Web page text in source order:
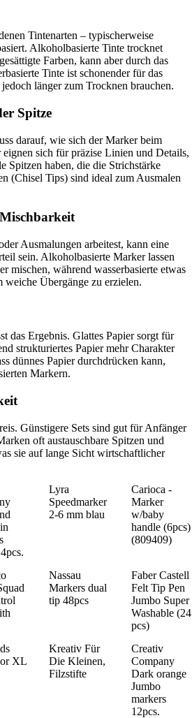
Tintenarten – typischerweise
Alkoholbasierte Tinte trocknet
Farben, kann aber durch das
Tinte ist schonender für das
länger zum Trocknen brauchen.
Spitze
darauf, wie sich der Marker beim
sich für präzise Linien und Details,
Spitzen haben, die die Strichstärke
(Chisel Tips) sind ideal zum Ausmalen
Ausmalungen arbeitest, kann eine
sein. Alkoholbasierte Marker lassen
mischen, während wasserbasierte etwas
Übergänge zu erzielen.
das Ergebnis. Glattes Papier sorgt für
strukturiertes Papier mehr Charakter
dünnes Papier durchdrücken kann,
Markern.
Günstigere Sets sind gut für Anfänger
oft austauschbare Spitzen und
sie auf lange Sicht wirtschaftlicher
Lyra
Speedmarker
2-6 mm blau
Carioca -
Marker
w/baby
handle (6pcs)
(809409)
Nassau
Markers dual
tip 48pcs
Faber Castell
Felt Tip Pen
Jumbo Super
Washable (24
pcs)
XL
Kreativ Für
Die Kleinen,
Filzstifte
Creativ
Company
Dark orange
Jumbo
markers
12pcs.